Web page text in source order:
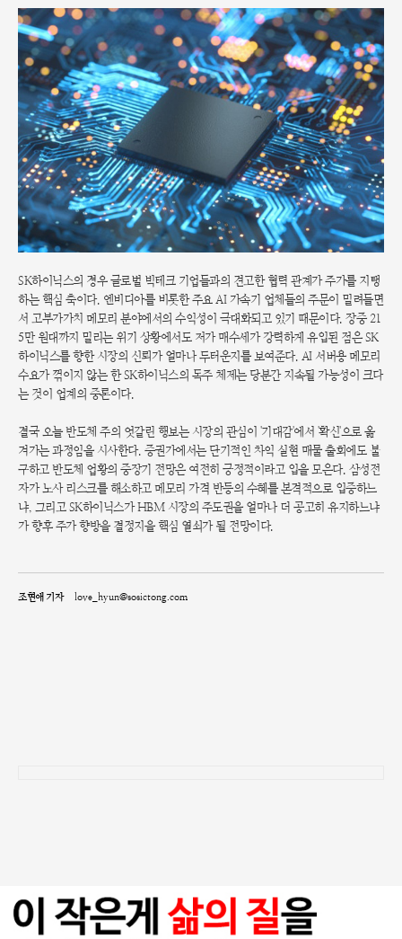
SK하이닉스의 경우 글로벌 빅테크 기업들과의 견고한 협력 관계가 주가를 지탱
하는 핵심 축이다. 엔비디아를 비롯한 주요 AI 가속기 업체들의 주문이 밀려들면
서 고부가가치 메모리 분야에서의 수익성이 극대화되고 있기 때문이다. 장중 21
5만 원대까지 밀리는 위기 상황에서도 저가 매수세가 강력하게 유입된 점은 SK
하이닉스를 향한 시장의 신뢰가 얼마나 두터운지를 보여준다. AI 서버용 메모리
수요가 꺾이지 않는 한 SK하이닉스의 독주 체제는 당분간 지속될 가능성이 크다
는 것이 업계의 중론이다.
결국 오늘 반도체 주의 엇갈린 행보는 시장의 관심이 '기대감'에서 '확신'으로 옮
겨가는 과정임을 시사한다. 증권가에서는 단기적인 차익 실현 매물 출회에도 불
구하고 반도체 업황의 중장기 전망은 여전히 긍정적이라고 입을 모은다. 삼성전
자가 노사 리스크를 해소하고 메모리 가격 반등의 수혜를 본격적으로 입증하느
냐, 그리고 SK하이닉스가 HBM 시장의 주도권을 얼마나 더 공고히 유지하느냐
가 향후 주가 향방을 결정지을 핵심 열쇠가 될 전망이다.
조현애 기자 love_hyun@sosictong.com